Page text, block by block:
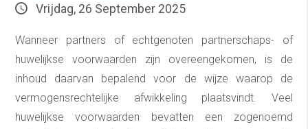
Vrijdag, 26 September 2025
Wanneer partners of echtgenoten partnerschaps- of
huwelijkse voorwaarden zijn overeengekomen, is de
inhoud daarvan bepalend voor de wijze waarop de
vermogensrechtelijke afwikkeling plaatsvindt. Veel
huwelijkse voorwaarden bevatten een zogenoemd